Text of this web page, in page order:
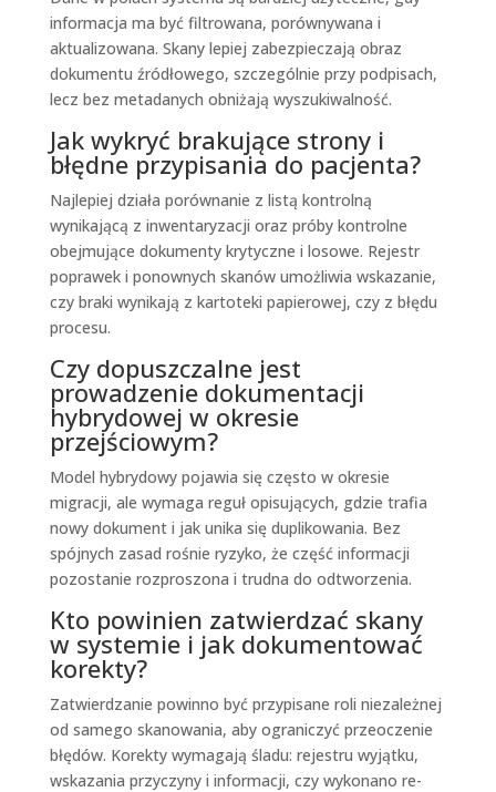
informacja ma być filtrowana, porównywana i
aktualizowana. Skany lepiej zabezpieczają obraz
dokumentu źródłowego, szczególnie przy podpisach,
lecz bez metadanych obniżają wyszukiwalność.
Jak wykryć brakujące strony i
błędne przypisania do pacjenta?
Najlepiej działa porównanie z listą kontrolną
wynikającą z inwentaryzacji oraz próby kontrolne
obejmujące dokumenty krytyczne i losowe. Rejestr
poprawek i ponownych skanów umożliwia wskazanie,
czy braki wynikają z kartoteki papierowej, czy z błędu
procesu.
Czy dopuszczalne jest
prowadzenie dokumentacji
hybrydowej w okresie
przejściowym?
Model hybrydowy pojawia się często w okresie
migracji, ale wymaga reguł opisujących, gdzie trafia
nowy dokument i jak unika się duplikowania. Bez
spójnych zasad rośnie ryzyko, że część informacji
pozostanie rozproszona i trudna do odtworzenia.
Kto powinien zatwierdzać skany
w systemie i jak dokumentować
korekty?
Zatwierdzanie powinno być przypisane roli niezależnej
od samego skanowania, aby ograniczyć przeoczenie
błędów. Korekty wymagają śladu: rejestru wyjątku,
wskazania przyczyny i informacji, czy wykonano re-